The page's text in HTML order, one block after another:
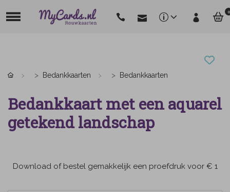
0
Bedankkaarten Bedankkaarten
Bedankkaart met een aquarel
getekend landschap
Download of bestel gemakkelijk een proefdruk voor € 1